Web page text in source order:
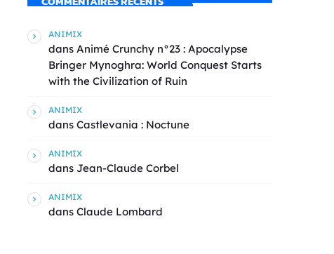
ANIMIX
dans Animé Crunchy n°23 : Apocalypse
Bringer Mynoghra: World Conquest Starts
with the Civilization of Ruin
ANIMIX
dans Castlevania : Noctune
ANIMIX
dans Jean-Claude Corbel
ANIMIX
dans Claude Lombard